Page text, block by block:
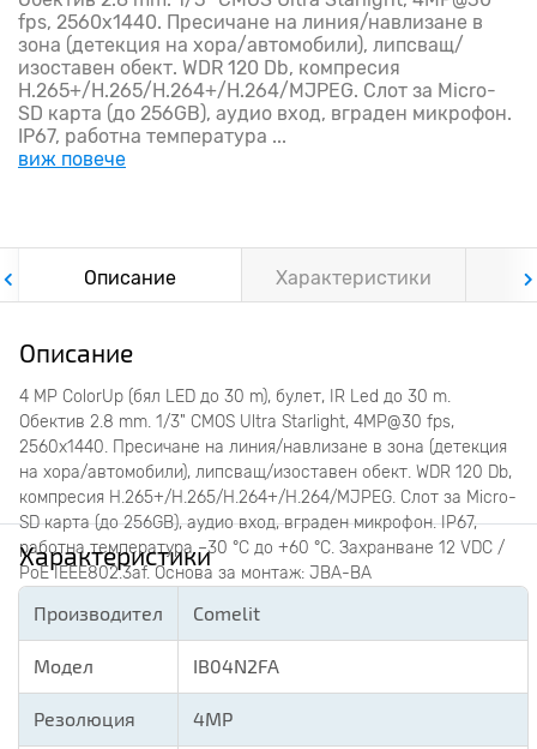
fps, 2560x1440. Прeсичане на линия/навлизане в
зона (детекция на хора/автомобили), липсващ/
изоставен обект. WDR 120 Db, компресия
H.265+/H.265/H.264+/H.264/MJPEG. Слот за Micro-
SD карта (до 256GB), аудио вход, вграден микрофон.
IP67, работна температура ...
виж повече
Описание Характеристики
Описание
4 MP ColorUp (бял LED до 30 m), булет, IR Led до 30 m.
Обектив 2.8 mm. 1/3" CMOS Ultra Starlight, 4MP@30 fps,
2560x1440. Прeсичане на линия/навлизане в зона (детекция
на хора/автомобили), липсващ/изоставен обект. WDR 120 Db,
компресия H.265+/H.265/H.264+/H.264/MJPEG. Слот за Micro-
SD карта (до 256GB), аудио вход, вграден микрофон. IP67,
работна температура –30 °C до +60 °C. Захранване 12 VDC /
PoE IEEE802.3af. Основа за монтаж: JBA-BA
Характеристики
Производител Comelit
Модел IB04N2FA
Резолюция
4MP